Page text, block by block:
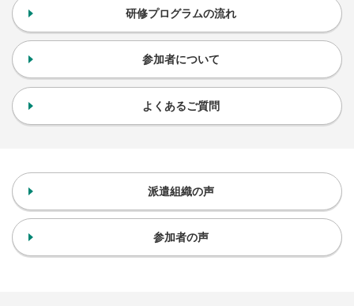
研修プログラムの流れ
参加者について
よくあるご質問
派遣組織の声
参加者の声